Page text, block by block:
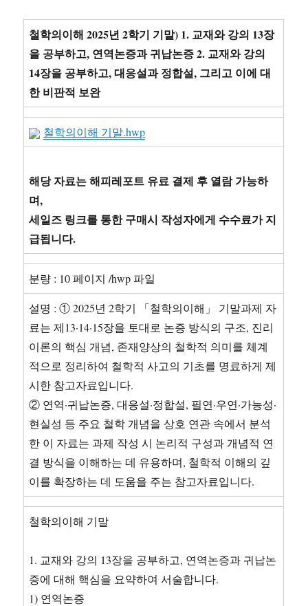
철학의이해 2025년 2학기 기말) 1. 교재와 강의 13장
을 공부하고, 연역논증과 귀납논증 2. 교재와 강의
14장을 공부하고, 대응설과 정합설, 그리고 이에 대
한 비판적 보완
철학의이해 기말.hwp
해당 자료는 해피레포트 유료 결제 후 열람 가능하
며,
세일즈 링크를 통한 구매시 작성자에게 수수료가 지
급됩니다.
분량 : 10 페이지 /hwp 파일
설명 : ① 2025년 2학기 「철학의이해」 기말과제 자
료는 제13·14·15장을 토대로 논증 방식의 구조, 진리
이론의 핵심 개념, 존재양상의 철학적 의미를 체계
적으로 정리하여 철학적 사고의 기초를 명료하게 제
시한 참고자료입니다.
② 연역·귀납논증, 대응설·정합설, 필연·우연·가능성·
현실성 등 주요 철학 개념을 상호 연관 속에서 분석
한 이 자료는 과제 작성 시 논리적 구성과 개념적 연
결 방식을 이해하는 데 유용하며, 철학적 이해의 깊
이를 확장하는 데 도움을 주는 참고자료입니다.
철학의이해 기말
1. 교재와 강의 13장을 공부하고, 연역논증과 귀납논
증에 대해 핵심을 요약하여 서술합니다.
1) 연역논증